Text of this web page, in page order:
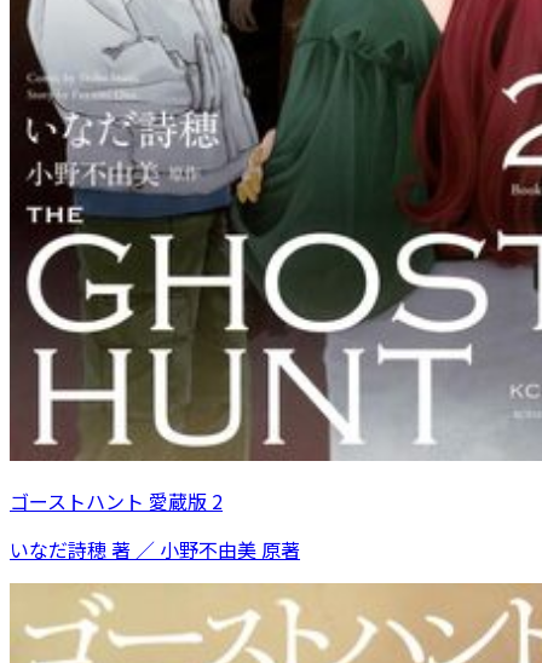
ゴーストハント 愛蔵版 2
いなだ詩穂 著 ／ 小野不由美 原著